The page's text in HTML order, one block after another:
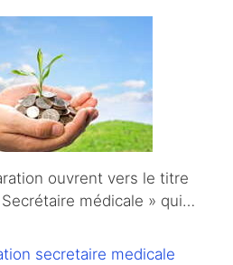
ouvrent vers le titre
médicale » qui…
secretaire medicale